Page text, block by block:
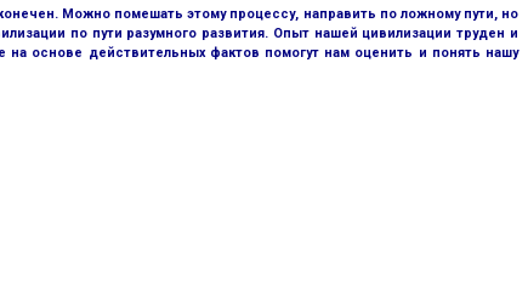
Можно помешать этому процессу, направить по ложному пути, но
по пути разумного развития. Опыт нашей цивилизации труден и
основе действительных фактов помогут нам оценить и понять нашу